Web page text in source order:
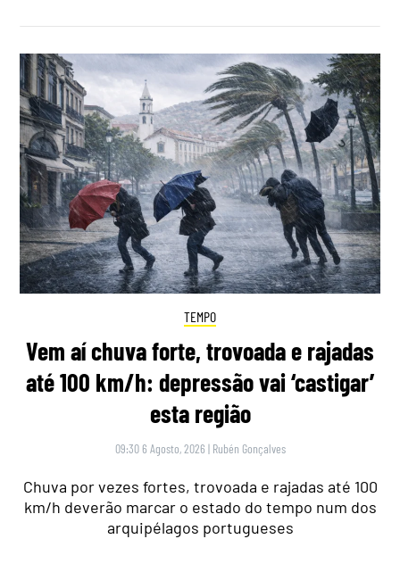
TEMPO
Vem aí chuva forte, trovoada e rajadas
até 100 km/h: depressão vai ‘castigar’
esta região
09:30 6 Agosto, 2026 | Rubén Gonçalves
Chuva por vezes fortes, trovoada e rajadas até 100
km/h deverão marcar o estado do tempo num dos
arquipélagos portugueses